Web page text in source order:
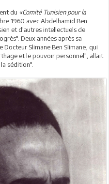
du «Comité Tunisien pour la
1960 avec Abdelhamid Ben
et d'autres intellectuels de
Deux années après sa
Slimane Ben Slimane, qui
et le pouvoir personnel", allait
sédition".